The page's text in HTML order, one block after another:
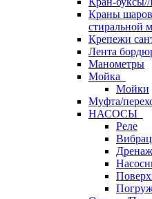
Краны
стиральной
Крепежи
Лента
Манометры
Мойка
Мойки
Муфта/
НАСОСЫ
Реле